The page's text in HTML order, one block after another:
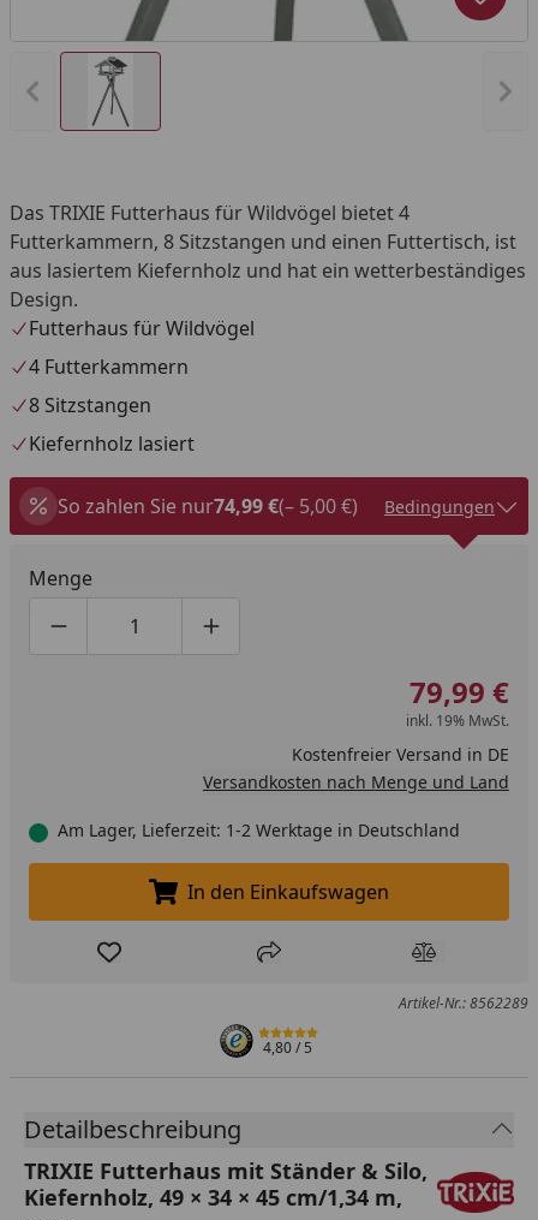
Vorheriges Bild anzeigen
Das TRIXIE Futterhaus für Wildvögel bietet 4
Futterkammern, 8 Sitzstangen und einen Futtertisch, ist
aus lasiertem Kiefernholz und hat ein wetterbeständiges
Design.
Futterhaus für Wildvögel
4 Futterkammern
8 Sitzstangen
Kiefernholz lasiert
So zahlen Sie nur74,99 €(– 5,00 €) Bedingungen
Menge
Produktmenge um eins verringern
Produktmenge manuell eingeben
Produktmenge um eins erhöhen
79,99 €
inkl. 19% MwSt.
Kostenfreier Versand in DE
Versandkosten nach Menge und Land
Am Lager, Lieferzeit: 1-2 Werktage in Deutschland
In den Einkaufswagen legen
In den Einkaufswagen
Produkt zur Wunschliste hinzufügen
Teilen Produkt
Artikel-Nr.: 8562289
4,80/ 5
Detailbeschreibung
TRIXIE Futterhaus mit Ständer & Silo,
Kiefernholz, 49 × 34 × 45 cm/1,34 m,